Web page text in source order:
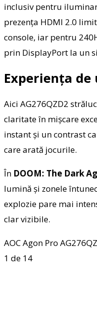
inclusiv pentru
prezența HDMI 2.0
console, iar pentru
prin DisplayPort la un
Experiența
Aici AG276QZD2
claritate în mișcare
instant și un contrast
care arată jocurile.
În DOOM: The Dark
lumină și zonele
explozie pare mai
clar vizibile.
AOC Agon Pro
1 de 14